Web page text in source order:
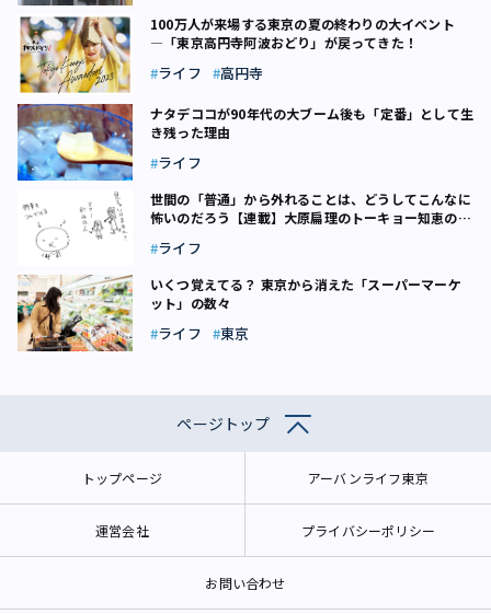
100万人が来場する東京の夏の終わりの大イベント
―「東京高円寺阿波おどり」が戻ってきた！
ライフ 高円寺
ナタデココが90年代の大ブーム後も「定番」として生
き残った理由
ライフ
世間の「普通」から外れることは、どうしてこんなに
怖いのだろう【連載】大原扁理のトーキョー知恵の和
ライフ
いくつ覚えてる？ 東京から消えた「スーパーマーケ
ット」の数々
ライフ 東京
ページトップ
トップページ アーバンライフ東京
運営会社 プライバシーポリシー
お問い合わせ